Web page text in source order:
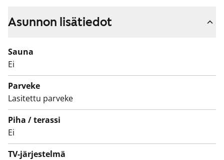
ja keittiöstä avautuvat itään, makuuhuoneet ovat talon
tarpeellinen ja tilavaraus pyykkikoneellesi.
sisusta tästä oma persoonallinen vuokrakotisi!
Piispantie 5:n asukkaat voivat varata saunavuoron
Piispantie 3:n talosaunasta.
Asunnon lisätiedot
Sauna
Ei
Parveke
Lasitettu parveke
Piha / terassi
Ei
TV-järjestelmä